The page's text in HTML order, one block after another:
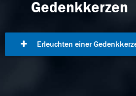
Gedenkkerzen
Erleuchten einer